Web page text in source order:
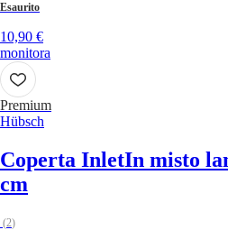
Esaurito
10,90 €
monitora
Premium
Hübsch
Coperta InletIn misto
cm
(2)